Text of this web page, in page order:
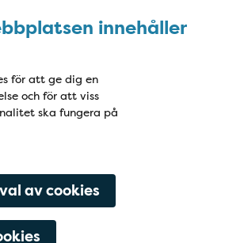
innehåller
för att ge dig en
och för att viss
ska fungera på
av cookies
Adress
Oskars väg 19